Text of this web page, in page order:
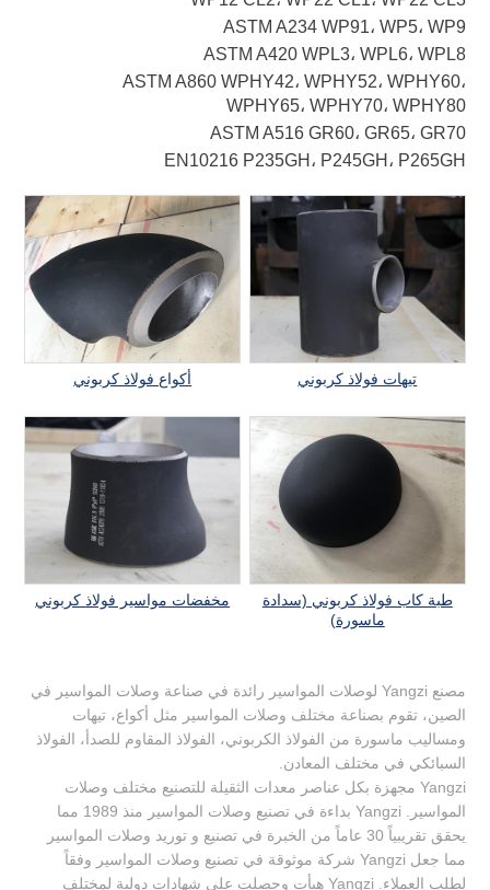
ASTM A234 WP91، WP5، WP9
ASTM A420 WPL3، WPL6، WPL8
ASTM A860 WPHY42، WPHY52، WPHY60،
WPHY65، WPHY70، WPHY80
ASTM A516 GR60، GR65، GR70
EN10216 P235GH، P245GH، P265GH
أكواع فولاذ كربوني تيهات فولاذ كربوني
مخفضات مواسير فولاذ كربوني
طبة كاب فولاذ كربوني (سدادة
ماسورة)
مصنع Yangzi لوصلات المواسير رائدة في صناعة وصلات المواسير في
الصين، تقوم بصناعة مختلف وصلات المواسير مثل أكواع، تيهات
ومساليب ماسورة من الفولاذ الكربوني، الفولاذ المقاوم للصدأ، الفولاذ
السبائكي في مختلف المعادن.
Yangzi مجهزة بكل عناصر معدات الثقيلة للتصنيع مختلف وصلات
المواسير. Yangzi بداءة في تصنيع وصلات المواسير منذ 1989 مما
يحقق تقريبياً 30 عاماً من الخبرة في تصنيع و توريد وصلات المواسير
مما جعل Yangzi شركة موثوقة في تصنيع وصلات المواسير وفقاً
لطلب العملاء. Yangzi هيأت وحصلت على شهادات دولية لمختلف